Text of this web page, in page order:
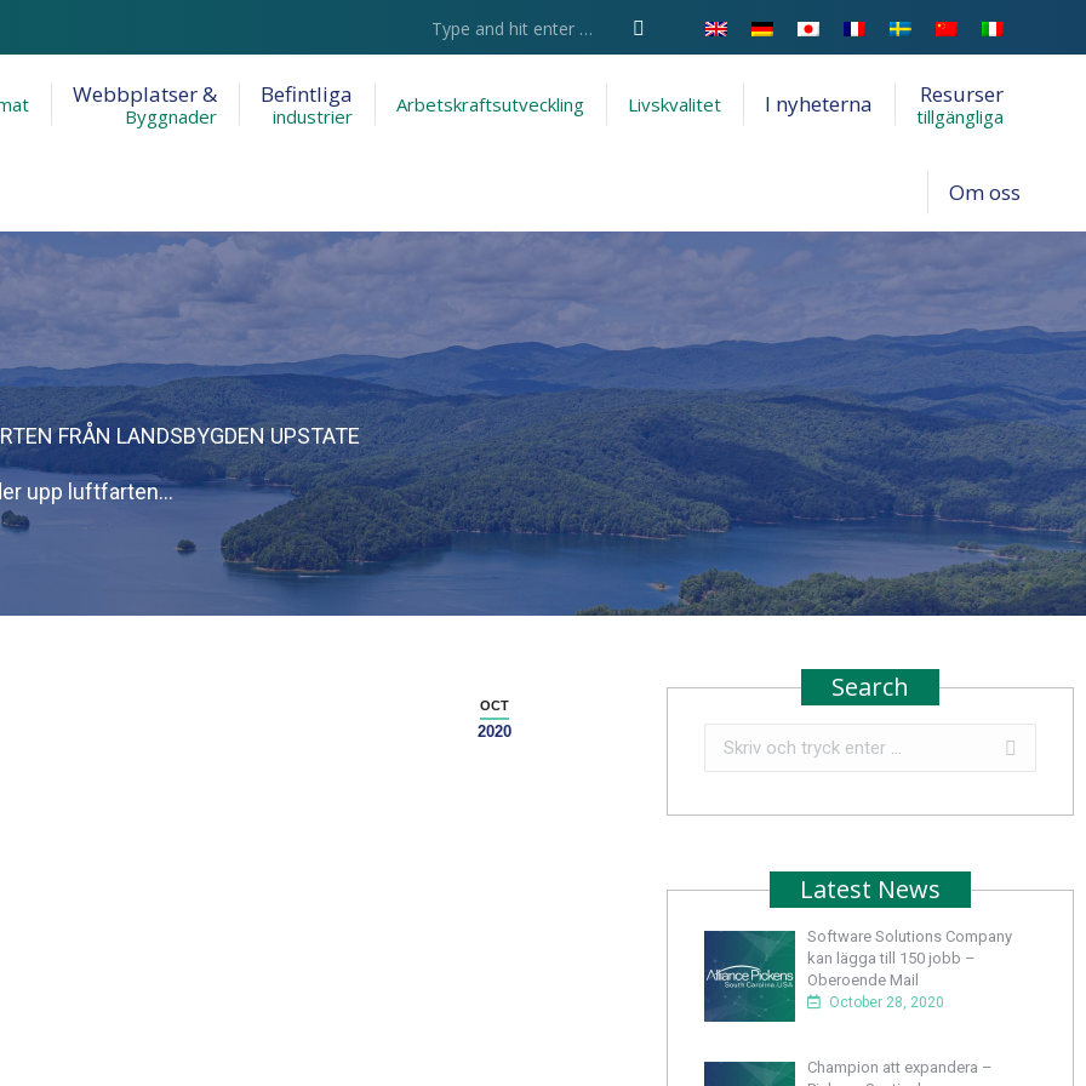
Search:
Webbplatser &
Byggnader
Befintliga
industrier
Arbetskraftsutveckling Livskvalitet I nyheterna Resurser
tillgängliga
Om oss
FRÅN LANDSBYGDEN UPSTATE
upp luftfarten…
OCT
2020
Search
Search:
Latest News
Software Solutions Company
kan lägga till 150 jobb –
Oberoende Mail
October 28, 2020
Champion att expandera –